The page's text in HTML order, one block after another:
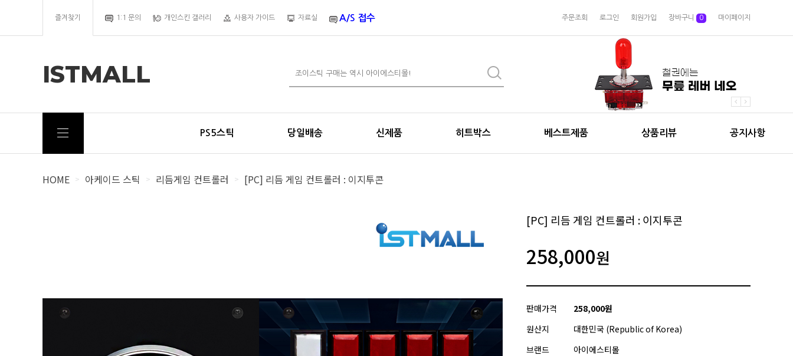
즐겨찾기 1:1 문의 개인스킨 갤러리 사용자 가이드 자료실 A/S 접수 주문조회 로그인 회원가입 장바구니 0 마이페이지
ISTMALL
PS5스틱 당일배송 신제품 히트박스 베스트제품 상품리뷰 공지사항
HOME > 아케이드 스틱 > 리듬게임 컨트롤러 > [PC] 리듬 게임 컨트롤러 : 이지투콘
[PC] 리듬 게임 컨트롤러 : 이지투콘
258,000원
판매가격
258,000원
원산지
대한민국 (Republic of Korea)
브랜드
아이에스티몰